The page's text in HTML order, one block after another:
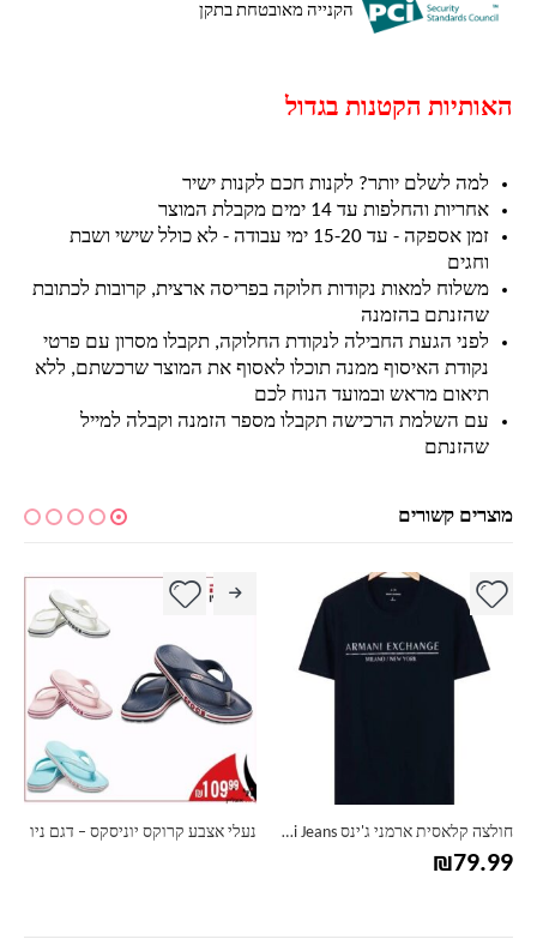
הקנייה מאובטחת בתקן
האותיות הקטנות בגדול
למה לשלם יותר? לקנות חכם לקנות ישיר
אחריות והחלפות עד 14 ימים מקבלת המוצר
זמן אספקה - עד 15-20 ימי עבודה - לא כולל שישי ושבת
וחגים
משלוח למאות נקודות חלוקה בפריסה ארצית, קרובות לכתובת
שהזנתם בהזמנה
לפני הגעת החבילה לנקודת החלוקה, תקבלו מסרון עם פרטי
נקודת האיסוף ממנה תוכלו לאסוף את המוצר שרכשתם, ללא
תיאום מראש ובמועד הנוח לכם
עם השלמת הרכישה תקבלו מספר הזמנה וקבלה למייל
שהזנתם
מוצרים קשורים
חולצה קלאסית ארמני ג'ינס Armani Jeans
₪79.99
נעלי אצבע קרוקס יוניסקס – דגם ניו